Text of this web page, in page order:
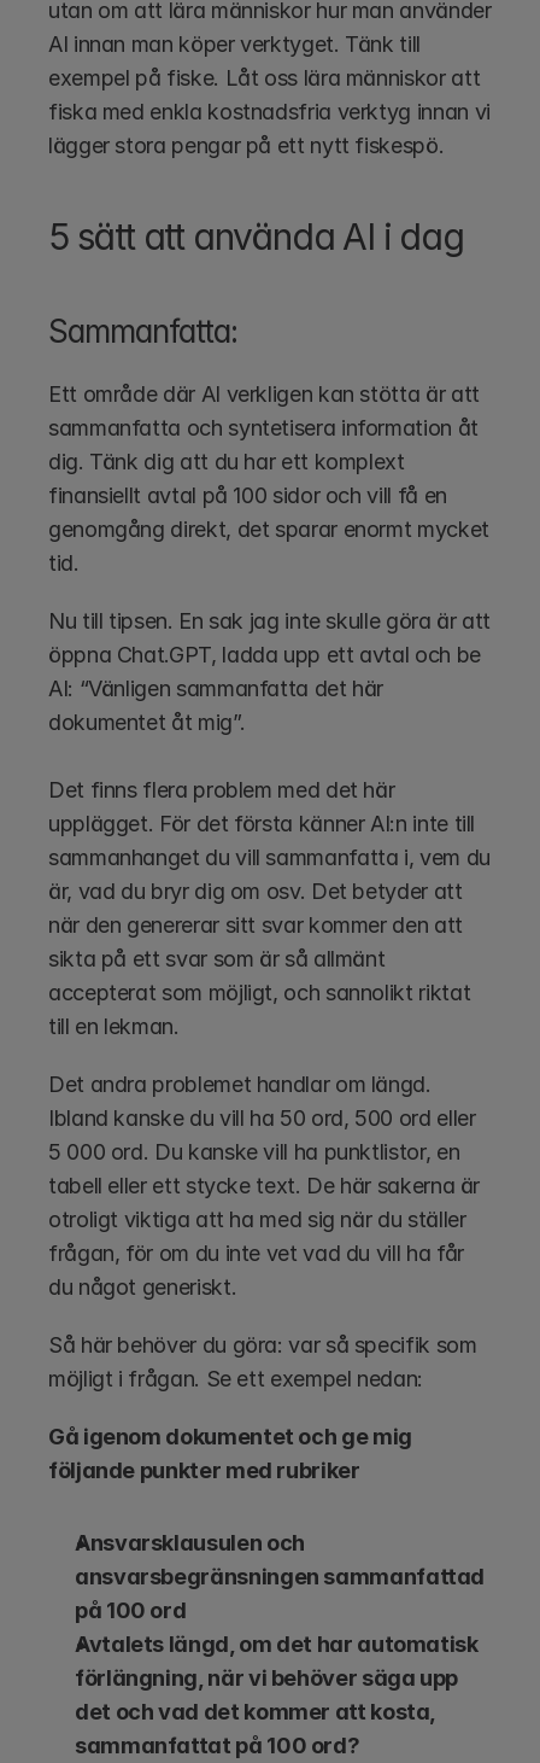
utan om att lära människor hur man använder
AI innan man köper verktyget. Tänk till
exempel på fiske. Låt oss lära människor att
fiska med enkla kostnadsfria verktyg innan vi
lägger stora pengar på ett nytt fiskespö.
5 sätt att använda AI i dag
Sammanfatta:
Ett område där AI verkligen kan stötta är att
sammanfatta och syntetisera information åt
dig. Tänk dig att du har ett komplext
finansiellt avtal på 100 sidor och vill få en
genomgång direkt, det sparar enormt mycket
tid.
Nu till tipsen. En sak jag inte skulle göra är att
öppna Chat.GPT, ladda upp ett avtal och be
AI: “Vänligen sammanfatta det här
dokumentet åt mig”.
Det finns flera problem med det här
upplägget. För det första känner AI:n inte till
sammanhanget du vill sammanfatta i, vem du
är, vad du bryr dig om osv. Det betyder att
när den genererar sitt svar kommer den att
sikta på ett svar som är så allmänt
accepterat som möjligt, och sannolikt riktat
till en lekman.
Det andra problemet handlar om längd.
Ibland kanske du vill ha 50 ord, 500 ord eller
5 000 ord. Du kanske vill ha punktlistor, en
tabell eller ett stycke text. De här sakerna är
otroligt viktiga att ha med sig när du ställer
frågan, för om du inte vet vad du vill ha får
du något generiskt.
Så här behöver du göra: var så specifik som
möjligt i frågan. Se ett exempel nedan:
Gå igenom dokumentet och ge mig
följande punkter med rubriker
Ansvarsklausulen och
ansvarsbegränsningen sammanfattad
på 100 ord
Avtalets längd, om det har automatisk
förlängning, när vi behöver säga upp
det och vad det kommer att kosta,
sammanfattat på 100 ord?